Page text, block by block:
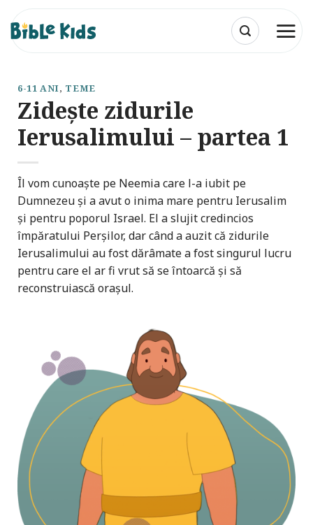
content
6-11 ANI, TEME
Zidește zidurile
Ierusalimului – partea 1
Îl vom cunoaște pe Neemia care l-a iubit pe
Dumnezeu și a avut o inima mare pentru Ierusalim
și pentru poporul Israel. El a slujit credincios
împăratului Perșilor, dar când a auzit că zidurile
Ierusalimului au fost dărâmate a fost singurul lucru
pentru care el ar fi vrut să se întoarcă și să
reconstruiască orașul.